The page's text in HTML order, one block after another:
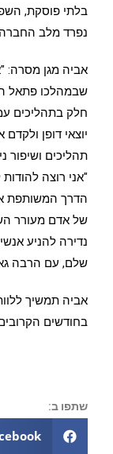
בלתי פוסקת,
נפרד מלב
שבמהלכו פתאל
חלק בתהליכים
יוצאי דופן
תהליכים ושיפור
"אני רוצה
הדרך המשותפת
של אדם מעורר
נדירה להניע
שלם, עם הרבה
אביה תמשיך
בחודשים
שתפו ב: